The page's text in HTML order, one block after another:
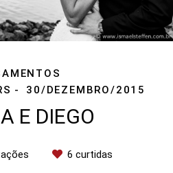
30/DEZEMBRO/2015
E DIEGO
6 curtidas